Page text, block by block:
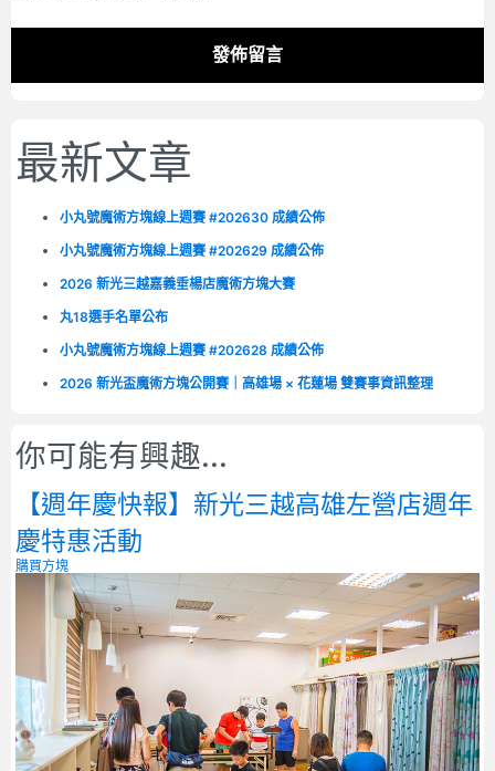
最新文章
小丸號魔術方塊線上週賽 #202630 成績公佈
小丸號魔術方塊線上週賽 #202629 成績公佈
2026 新光三越嘉義垂楊店魔術方塊大賽
丸18選手名單公布
小丸號魔術方塊線上週賽 #202628 成績公佈
2026 新光盃魔術方塊公開賽｜高雄場 × 花蓮場 雙賽事資訊整理
你可能有興趣...
【週年慶快報】新光三越高雄左營店週年
慶特惠活動
購買方塊